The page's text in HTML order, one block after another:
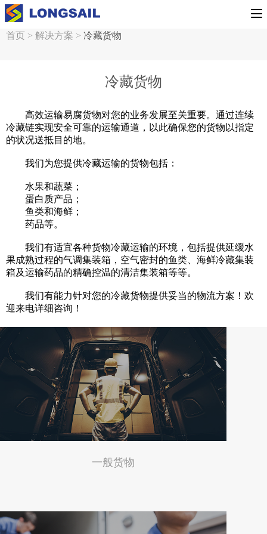
首页 > 解决方案 > 冷藏货物
冷藏货物
高效运输易腐货物对您的业务发展至关重要。通过连续
冷藏链实现安全可靠的运输通道，以此确保您的货物以指定
的状况送抵目的地。
我们为您提供冷藏运输的货物包括：
水果和蔬菜；
蛋白质产品；
鱼类和海鲜；
药品等。
我们有适宜各种货物冷藏运输的环境，包括提供延缓水
果成熟过程的气调集装箱，空气密封的鱼类、海鲜冷藏集装
箱及运输药品的精确控温的清洁集装箱等等。
我们有能力针对您的冷藏货物提供妥当的物流方案！欢
迎来电详细咨询！
一般货物